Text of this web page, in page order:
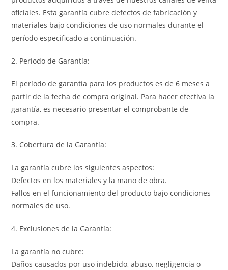
oficiales. Esta garantía cubre defectos de fabricación y
materiales bajo condiciones de uso normales durante el
período especificado a continuación.
2. Período de Garantía:
El período de garantía para los productos es de 6 meses a
partir de la fecha de compra original. Para hacer efectiva la
garantía, es necesario presentar el comprobante de
compra.
3. Cobertura de la Garantía:
La garantía cubre los siguientes aspectos:
Defectos en los materiales y la mano de obra.
Fallos en el funcionamiento del producto bajo condiciones
normales de uso.
4. Exclusiones de la Garantía:
La garantía no cubre:
Daños causados por uso indebido, abuso, negligencia o